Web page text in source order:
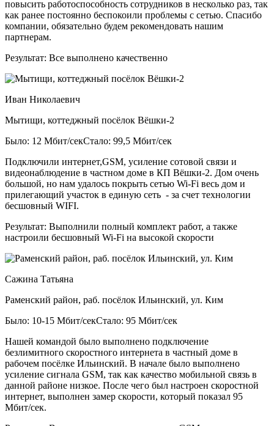
повысить работоспособность сотрудников в несколько раз, так
как ранее постоянно беспокоили проблемы с сетью. Спасибо
компании, обязательно будем рекомендовать нашим
партнерам.
Результат: Все выполнено качественно
Иван Николаевич
Мытищи, коттеджный посёлок Вёшки-2
Было: 12 Мбит/секСтало: 99,5 Мбит/сек
Подключили интернет,GSM, усиление сотовой связи и
видеонаблюдение в частном доме в КП Вёшки-2. Дом очень
большой, но нам удалось покрыть сетью Wi-Fi весь дом и
прилегающий участок в единую сеть - за счет технологии
бесшовный WIFI.
Результат: Выполнили полный комплект работ, а также
настроили бесшовный Wi-Fi на высокой скорости
Сажина Татьяна
Раменский район, раб. посёлок Ильинский, ул. Ким
Было: 10-15 Мбит/секСтало: 95 Мбит/сек
Нашей командой было выполнено подключение
безлимитного скоростного интернета в частный доме в
рабочем посёлке Ильинский. В начале было выполнено
усиление сигнала GSM, так как качество мобильной связь в
данной районе низкое. После чего был настроен скоростной
интернет, выполнен замер скорости, который показал 95
Мбит/сек.